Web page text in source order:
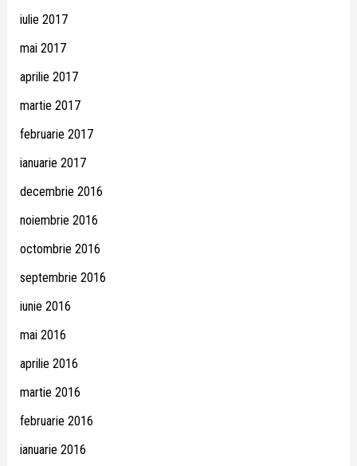
iulie 2017
mai 2017
aprilie 2017
martie 2017
februarie 2017
ianuarie 2017
decembrie 2016
noiembrie 2016
octombrie 2016
septembrie 2016
iunie 2016
mai 2016
aprilie 2016
martie 2016
februarie 2016
ianuarie 2016